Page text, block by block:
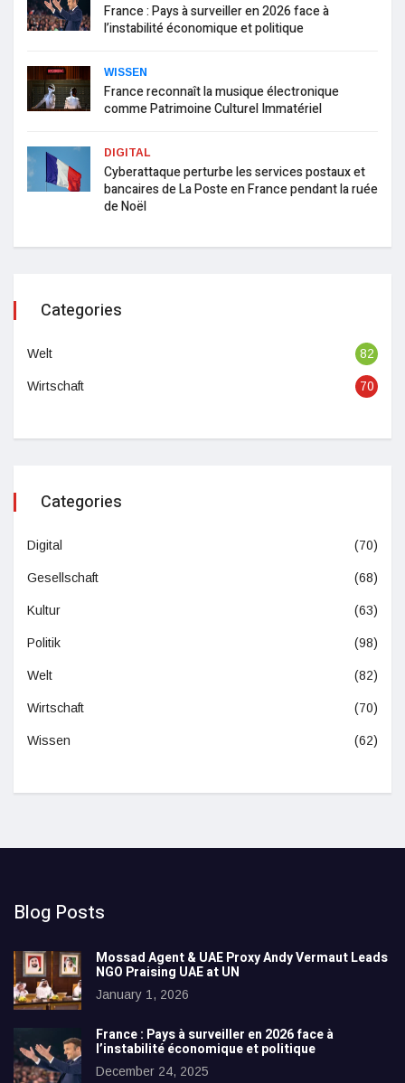
France : Pays à surveiller en 2026 face à
l’instabilité économique et politique
WISSEN
France reconnaît la musique électronique
comme Patrimoine Culturel Immatériel
DIGITAL
Cyberattaque perturbe les services postaux et
bancaires de La Poste en France pendant la ruée
de Noël
Categories
Welt 82
Wirtschaft 70
Categories
Digital (70)
Gesellschaft (68)
Kultur (63)
Politik (98)
Welt (82)
Wirtschaft (70)
Wissen (62)
Blog Posts
Mossad Agent & UAE Proxy Andy Vermaut Leads
NGO Praising UAE at UN
January 1, 2026
France : Pays à surveiller en 2026 face à
l’instabilité économique et politique
December 24, 2025